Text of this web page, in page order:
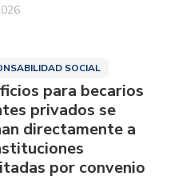
SOCIAL
para becarios
privados se
directamente a
por convenio